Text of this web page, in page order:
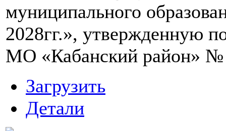
муниципального
2028гг.», утвержденную
МО «Кабанский район» №
Загрузить
Детали